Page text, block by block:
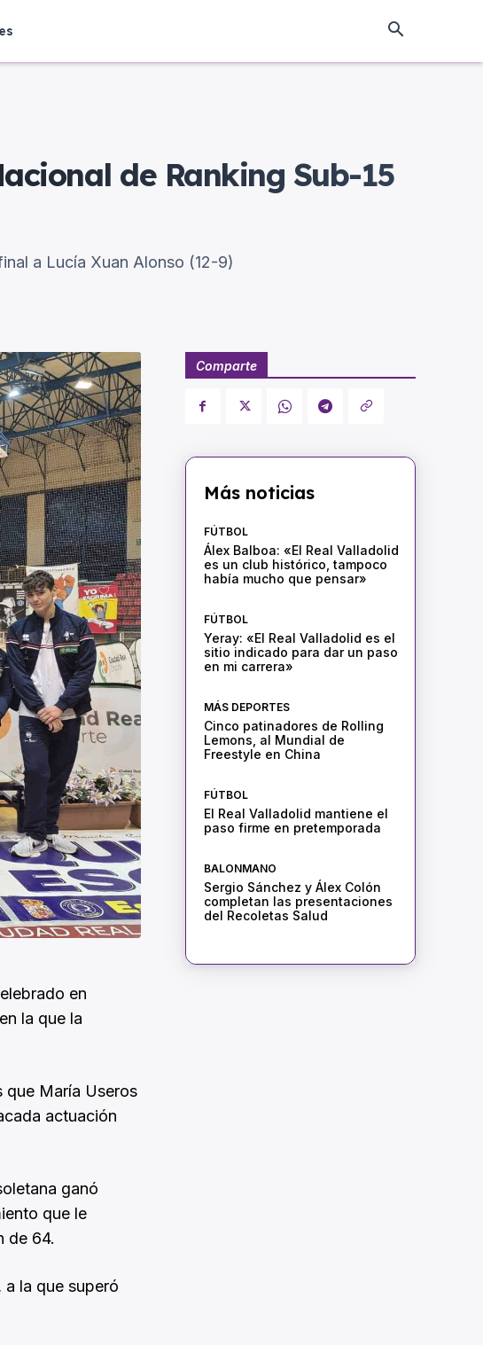
de Ranking Sub-15
a Lucía Xuan Alonso (12-9)
en
la que la
que María Useros
actuación
ganó
que le
de 64.
la que superó
Comparte
Más noticias
FÚTBOL
Álex Balboa: «El Real Valladolid
es un club histórico, tampoco
había mucho que pensar»
FÚTBOL
Yeray: «El Real Valladolid es el
sitio indicado para dar un paso
en mi carrera»
MÁS DEPORTES
Cinco patinadores de Rolling
Lemons, al Mundial de
Freestyle en China
FÚTBOL
El Real Valladolid mantiene el
paso firme en pretemporada
BALONMANO
Sergio Sánchez y Álex Colón
completan las presentaciones
del Recoletas Salud